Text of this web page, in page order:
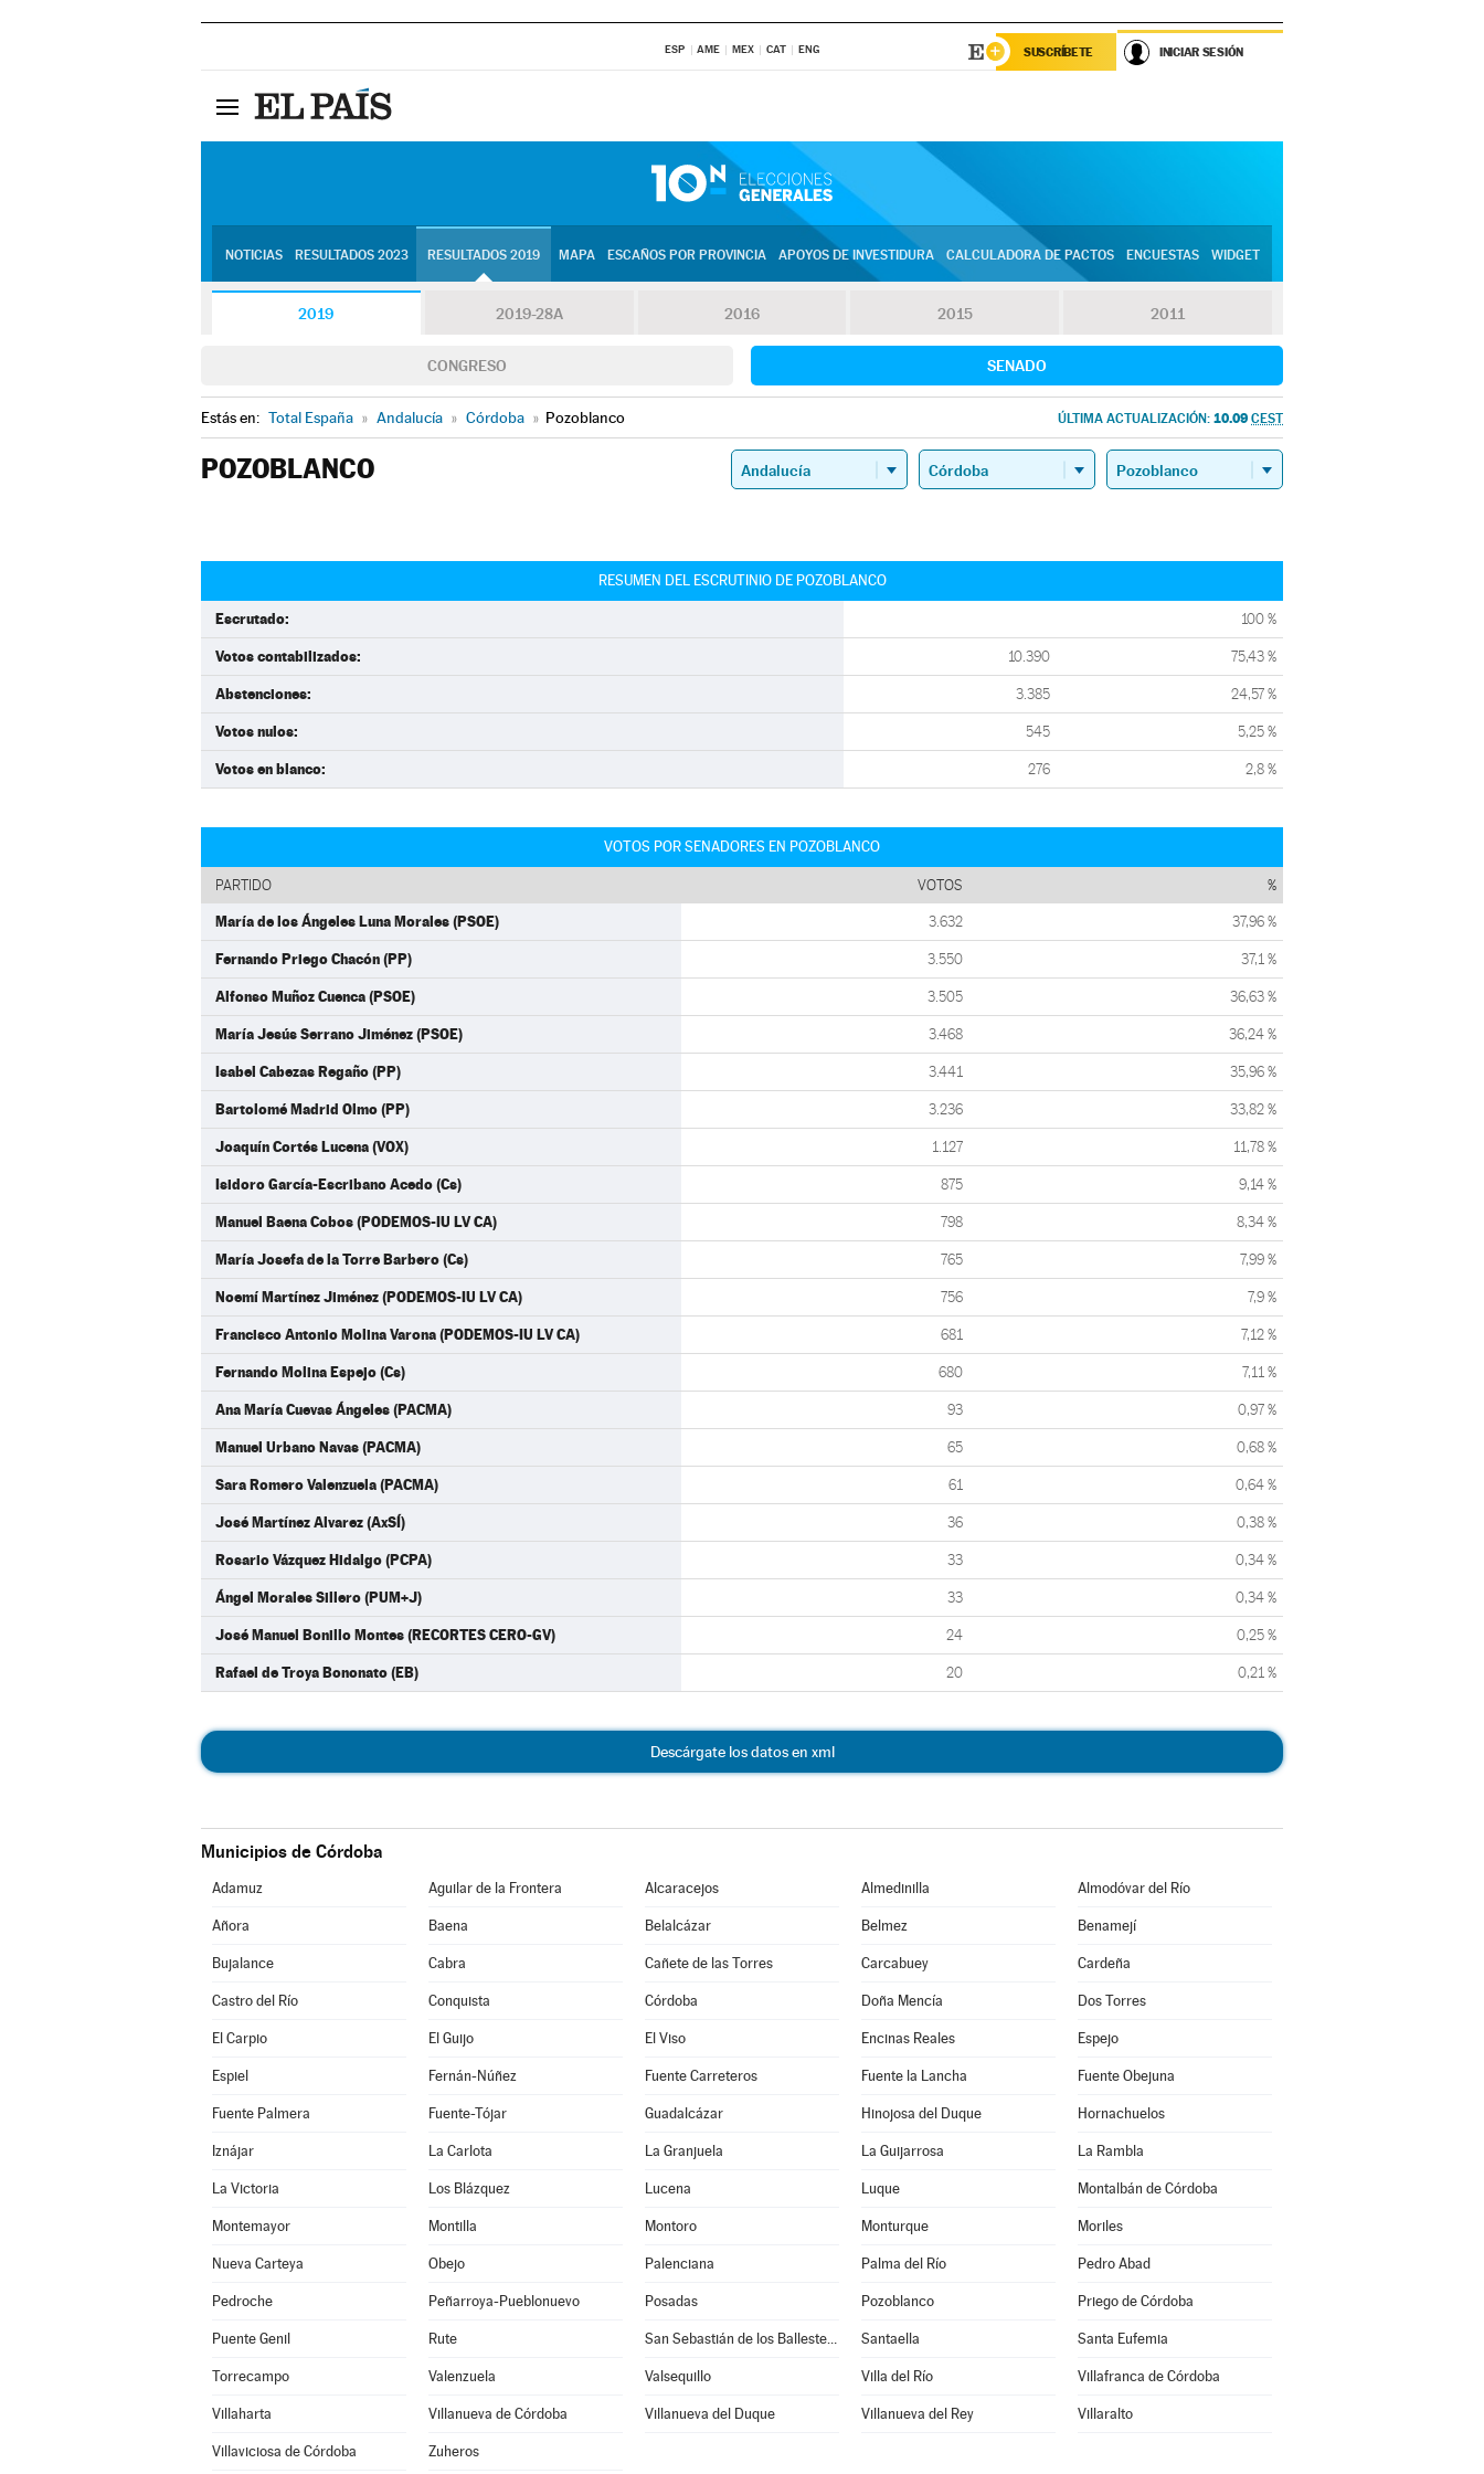
ESP AME MEX CAT ENG SUSCRÍBETE INICIAR SESIÓN
NOTICIAS RESULTADOS 2023 RESULTADOS 2019 MAPA ESCAÑOS POR PROVINCIA APOYOS DE INVESTIDURA CALCULADORA DE PACTOS ENCUESTAS WIDGET
2019 2019-28A 2016 2015 2011
CONGRESO SENADO
Estás en: Total España » Andalucía » Córdoba » Pozoblanco ÚLTIMA ACTUALIZACIÓN: 10.09 CEST
POZOBLANCO
RESUMEN DEL ESCRUTINIO DE POZOBLANCO
Escrutado: 100 %
Votos contabilizados: 10.390 75,43 %
Abstenciones: 3.385 24,57 %
Votos nulos: 545 5,25 %
Votos en blanco: 276 2,8 %
VOTOS POR SENADORES EN POZOBLANCO
PARTIDO VOTOS %
María de los Ángeles Luna Morales (PSOE) 3.632 37,96 %
Fernando Priego Chacón (PP) 3.550 37,1 %
Alfonso Muñoz Cuenca (PSOE) 3.505 36,63 %
María Jesús Serrano Jiménez (PSOE) 3.468 36,24 %
Isabel Cabezas Regaño (PP) 3.441 35,96 %
Bartolomé Madrid Olmo (PP) 3.236 33,82 %
Joaquín Cortés Lucena (VOX) 1.127 11,78 %
Isidoro García-Escribano Acedo (Cs) 875 9,14 %
Manuel Baena Cobos (PODEMOS-IU LV CA) 798 8,34 %
María Josefa de la Torre Barbero (Cs) 765 7,99 %
Noemí Martínez Jiménez (PODEMOS-IU LV CA) 756 7,9 %
Francisco Antonio Molina Varona (PODEMOS-IU LV CA) 681 7,12 %
Fernando Molina Espejo (Cs) 680 7,11 %
Ana María Cuevas Ángeles (PACMA) 93 0,97 %
Manuel Urbano Navas (PACMA) 65 0,68 %
Sara Romero Valenzuela (PACMA) 61 0,64 %
José Martínez Alvarez (AxSÍ) 36 0,38 %
Rosario Vázquez Hidalgo (PCPA) 33 0,34 %
Ángel Morales Sillero (PUM+J) 33 0,34 %
José Manuel Bonillo Montes (RECORTES CERO-GV) 24 0,25 %
Rafael de Troya Bononato (EB) 20 0,21 %
Descárgate los datos en xml
Municipios de Córdoba
Adamuz Aguilar de la Frontera Alcaracejos Almedinilla Almodóvar del Río
Añora Baena Belalcázar Belmez Benamejí
Bujalance Cabra Cañete de las Torres Carcabuey Cardeña
Castro del Río Conquista Córdoba Doña Mencía Dos Torres
El Carpio El Guijo El Viso Encinas Reales Espejo
Espiel Fernán-Núñez Fuente Carreteros Fuente la Lancha Fuente Obejuna
Fuente Palmera Fuente-Tójar Guadalcázar Hinojosa del Duque Hornachuelos
Iznájar La Carlota La Granjuela La Guijarrosa La Rambla
La Victoria Los Blázquez Lucena Luque Montalbán de Córdoba
Montemayor Montilla Montoro Monturque Moriles
Nueva Carteya Obejo Palenciana Palma del Río Pedro Abad
Pedroche Peñarroya-Pueblonuevo Posadas Pozoblanco Priego de Córdoba
Puente Genil Rute San Sebastián de los Ballesteros Santaella Santa Eufemia
Torrecampo Valenzuela Valsequillo Villa del Río Villafranca de Córdoba
Villaharta Villanueva de Córdoba Villanueva del Duque Villanueva del Rey Villaralto
Villaviciosa de Córdoba Zuheros